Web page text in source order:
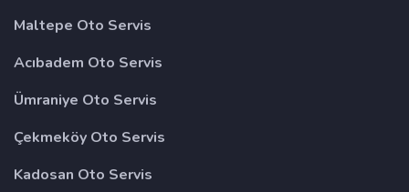
Maltepe Oto Servis
Acıbadem Oto Servis
Ümraniye Oto Servis
Çekmeköy Oto Servis
Kadosan Oto Servis